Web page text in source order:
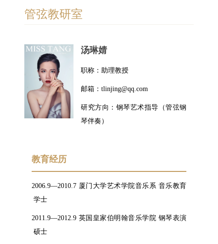
管弦教研室
汤琳婧
职称：助理教授
邮箱：tlinjing@qq.com
研究方向：钢琴艺术指导（管弦钢
琴伴奏）
教育经历
2006.9—2010.7 厦门大学艺术学院音乐系 音乐教育
学士
2011.9—2012.9 英国皇家伯明翰音乐学院 钢琴表演
硕士